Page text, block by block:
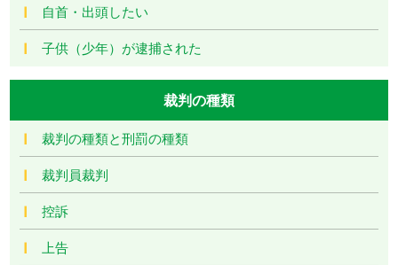
自首・出頭したい
子供（少年）が逮捕された
裁判の種類
裁判の種類と刑罰の種類
裁判員裁判
控訴
上告